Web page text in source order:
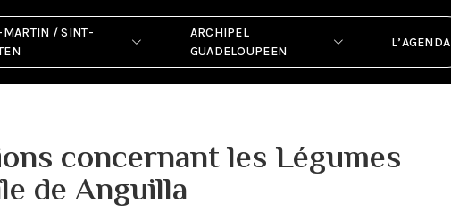
MARTIN / SINT-
ARCHIPEL
GUADELOUPEEN
L’AGENDA
concernant les Légumes
de Anguilla